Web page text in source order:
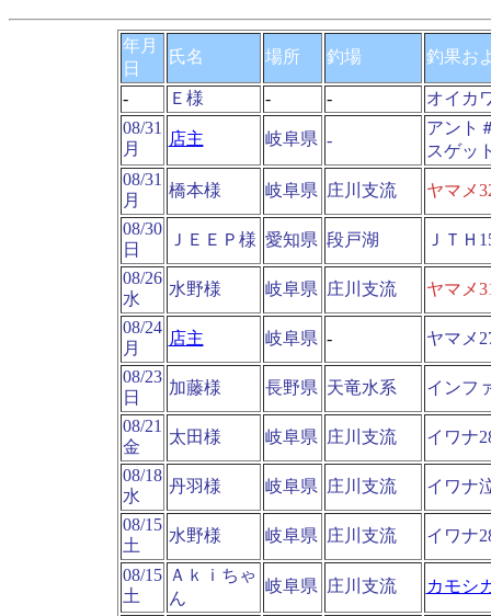
年月
日
氏名 場所 釣場 釣果お
- Ｅ様 - -
オイカ
08/31
月
店主 岐阜県 -
アント
スゲッ
08/31
月
橋本様 岐阜県 庄川支流 ヤマメ
08/30
日
ＪＥＥＰ様 愛知県 段戸湖 ＪＴＨ
08/26
水
水野様 岐阜県 庄川支流 ヤマメ
08/24
月
店主 岐阜県 - ヤマメ
08/23
日
加藤様 長野県 天竜水系 インフ
08/21
金
太田様 岐阜県 庄川支流 イワナ
08/18
水
丹羽様 岐阜県 庄川支流 イワナ
08/15
土
水野様 岐阜県 庄川支流 イワナ
08/15
土
Ａｋｉちゃ
ん
岐阜県 庄川支流 カモシ